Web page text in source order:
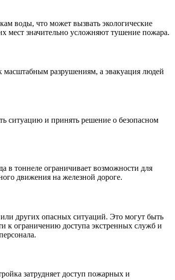
воды, что может вызвать экологические
мест значительно усложняют тушение пожара.
масштабным разрушениям, а эвакуация людей
ситуацию и принять решение о безопасном
в тоннеле ограничивает возможности для
движения на железной дороге.
других опасных ситуаций. Это могут быть
к ограничению доступа экстренных служб и
затрудняет доступ пожарных и